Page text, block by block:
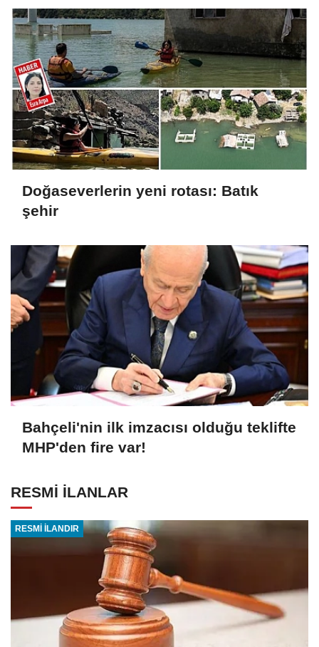
Doğaseverlerin yeni rotası: Batık
şehir
Bahçeli'nin ilk imzacısı olduğu teklifte
MHP'den fire var!
RESMİ İLANLAR
RESMİ İLANDIR